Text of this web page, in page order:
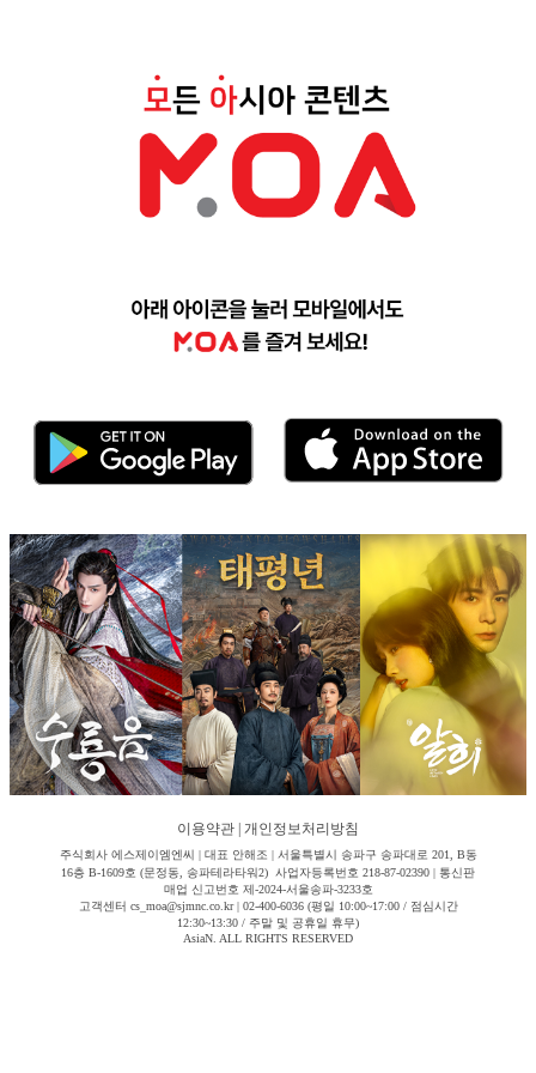
이용약관 개인정보처리방침
주식회사 에스제이엠엔씨 | 대표 안해조 | 서울특별시 송파구 송파대로 201, B동
16층 B-1609호 (문정동, 송파테라타워2) 사업자등록번호 218-87-02390 | 통신판
매업 신고번호 제-2024-서울송파-3233호
고객센터 cs_moa@sjmnc.co.kr | 02-400-6036 (평일 10:00~17:00 / 점심시간
12:30~13:30 / 주말 및 공휴일 휴무)
AsiaN. ALL RIGHTS RESERVED